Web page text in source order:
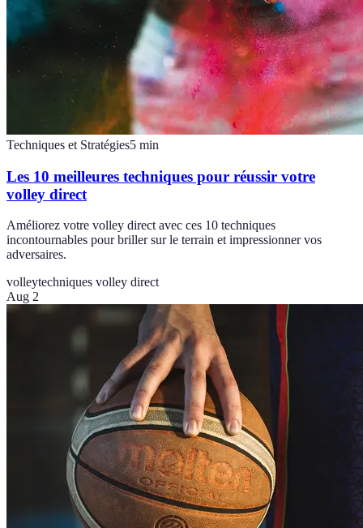
Techniques et Stratégies5 min
Les 10 meilleures techniques pour réussir votre
volley direct
Améliorez votre volley direct avec ces 10 techniques
incontournables pour briller sur le terrain et impressionner vos
adversaires.
volleytechniques volley direct
Aug 2